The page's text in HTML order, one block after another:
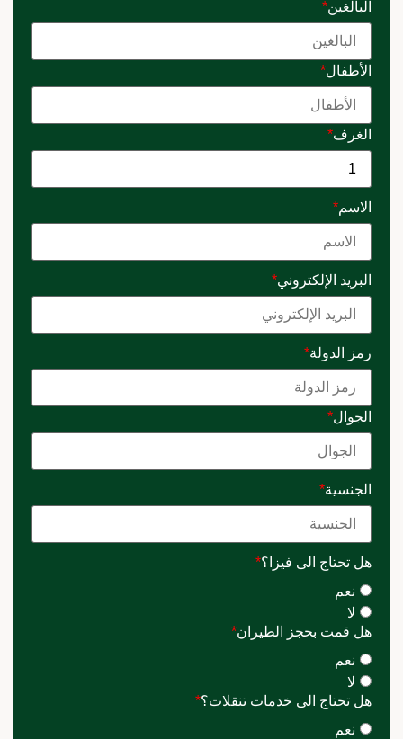
البالغين*
الأطفال*
الغرف*
الاسم*
البريد الإلكتروني*
رمز الدولة*
الجوال*
الجنسية*
هل تحتاج الى فيزا؟*
نعم
لا
هل قمت بحجز الطيران*
نعم
لا
هل تحتاج الى خدمات تنقلات؟*
نعم